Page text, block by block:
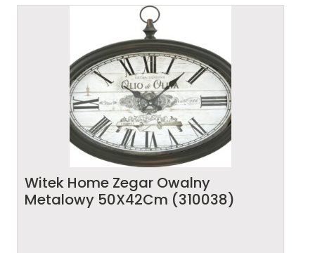
Witek Home Zegar Owalny
Metalowy 50X42Cm (310038)